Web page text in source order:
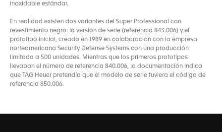
inoxidable estándar.
En realidad existen dos variantes del Super Professional con
revestimiento negro: la versión de serie (referencia 843.006) y el
prototipo inicial, creado en 1989 en colaboración con la empresa
norteamericana Security Defense Systems con una producción
limitada a 500 unidades. Mientras que los primeros prototipos
llevaban el número de referencia 840.006, la documentación indica
que TAG Heuer pretendía que el modelo de serie tuviera el código de
referencia 850.006.